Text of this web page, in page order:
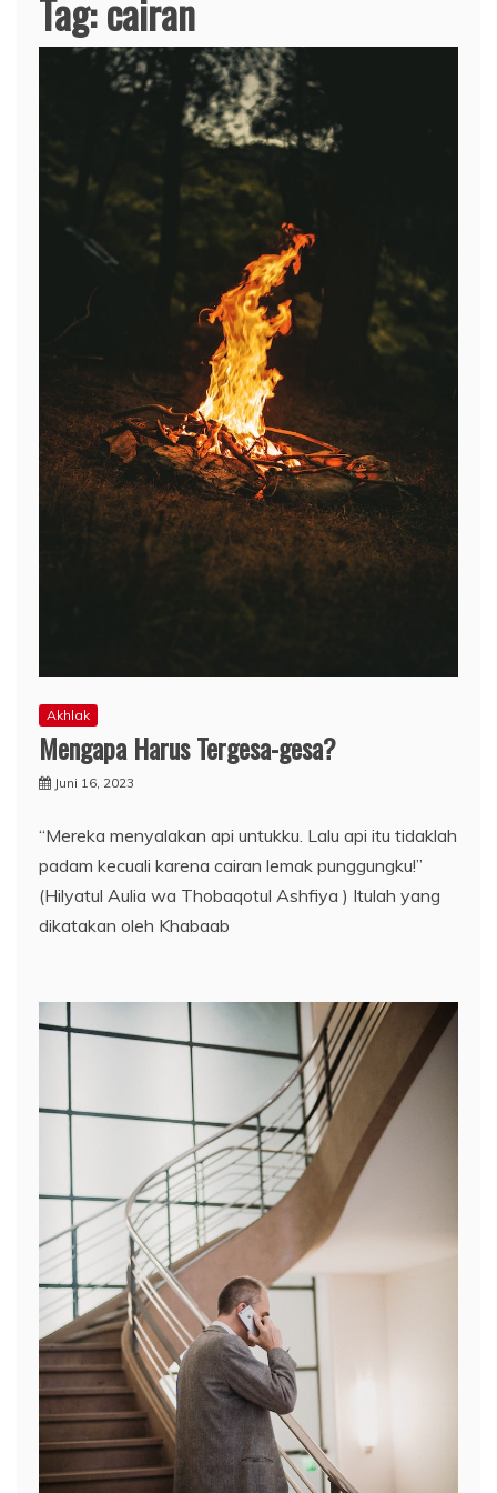
Tag:cairan
Akhlak
Mengapa Harus Tergesa-gesa?
Juni 16, 2023
“Mereka menyalakan api untukku. Lalu api itu tidaklah
padam kecuali karena cairan lemak punggungku!”
(Hilyatul Aulia wa Thobaqotul Ashfiya ) Itulah yang
dikatakan oleh Khabaab